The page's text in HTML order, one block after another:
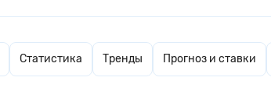
Статистика Тренды Прогноз и ставки